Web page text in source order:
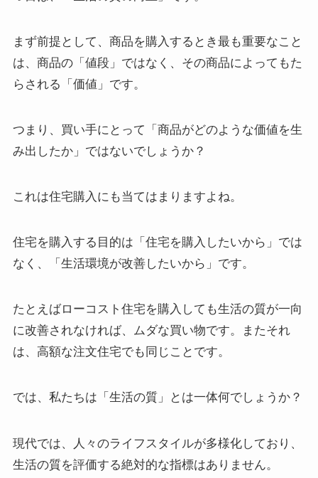
まず前提として、商品を購入するとき最も重要なこと
は、商品の「値段」ではなく、その商品によってもた
らされる「価値」です。
つまり、買い手にとって「商品がどのような価値を生
み出したか」ではないでしょうか？
これは住宅購入にも当てはまりますよね。
住宅を購入する目的は「住宅を購入したいから」では
なく、「生活環境が改善したいから」です。
たとえばローコスト住宅を購入しても生活の質が一向
に改善されなければ、ムダな買い物です。またそれ
は、高額な注文住宅でも同じことです。
では、私たちは「生活の質」とは一体何でしょうか？
現代では、人々のライフスタイルが多様化しており、
生活の質を評価する絶対的な指標はありません。